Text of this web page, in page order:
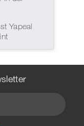
Yapeal